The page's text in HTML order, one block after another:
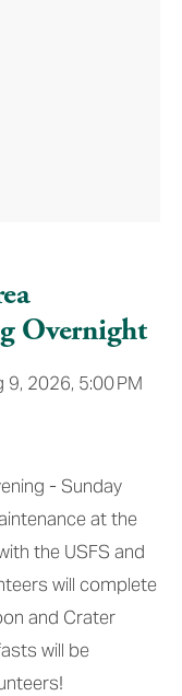
Overnight
9, 2026 5:00 PM
- Sunday
at the
the USFS and
will complete
and Crater
will be